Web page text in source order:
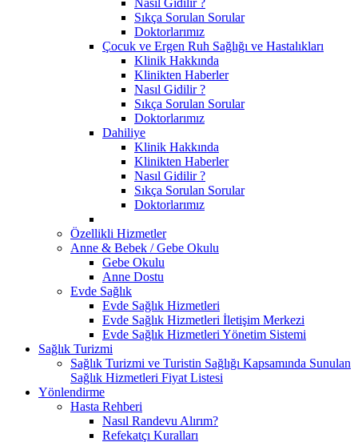
Sıkça Sorulan Sorular
Doktorlarımız
Çocuk ve Ergen Ruh Sağlığı ve Hastalıkları
Klinik Hakkında
Klinikten Haberler
Nasıl Gidilir ?
Sıkça Sorulan Sorular
Doktorlarımız
Dahiliye
Klinik Hakkında
Klinikten Haberler
Nasıl Gidilir ?
Sıkça Sorulan Sorular
Doktorlarımız
Özellikli Hizmetler
Anne & Bebek / Gebe Okulu
Gebe Okulu
Anne Dostu
Evde Sağlık
Evde Sağlık Hizmetleri
Evde Sağlık Hizmetleri İletişim Merkezi
Evde Sağlık Hizmetleri Yönetim Sistemi
Sağlık Turizmi
Sağlık Turizmi ve Turistin Sağlığı Kapsamında Sunulan
Sağlık Hizmetleri Fiyat Listesi
Yönlendirme
Hasta Rehberi
Nasıl Randevu Alırım?
Refekatçı Kuralları